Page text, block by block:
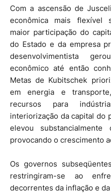
Com a ascensão de
econômica mais flexível
maior participação do
do Estado e da empresa
desenvolvimentista
econômico até então
Metas de Kubitschek
em energia e
recursos para
interiorização da capital do
elevou substancialmente
provocando o crescimento
Os governos
restringiram-se ao
decorrentes da inflação e